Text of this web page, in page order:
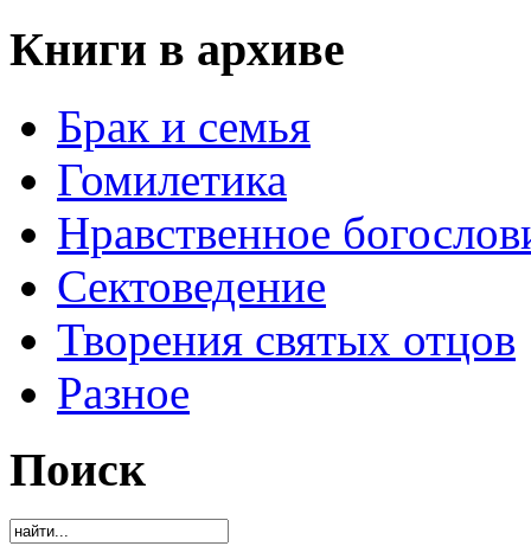
Книги в архиве
Брак и семья
Гомилетика
Нравственное
Сектоведение
Творения святых отцов
Разное
Поиск